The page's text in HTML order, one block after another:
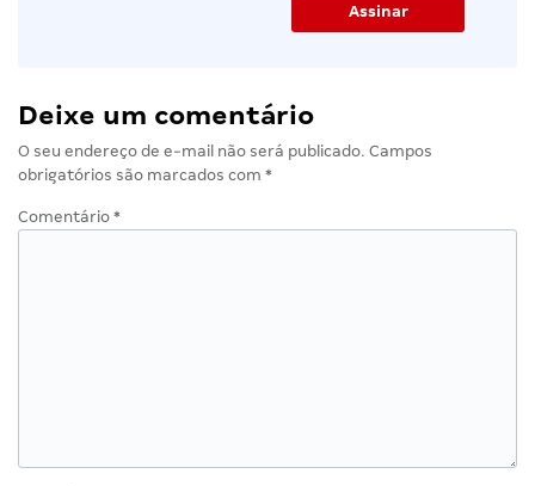
Deixe um comentário
O seu endereço de e-mail não será publicado. Campos
obrigatórios são marcados com *
Comentário *